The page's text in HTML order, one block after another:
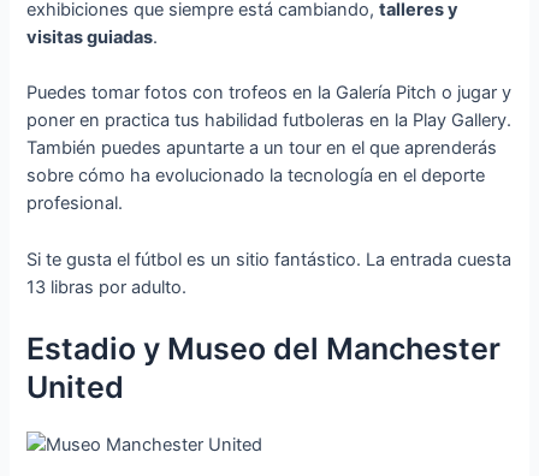
exhibiciones que siempre está cambiando,talleres y
visitas guiadas.
Puedes tomar fotos con trofeos en la Galería Pitch o jugar y
poner en practica tus habilidad futboleras en la Play Gallery.
También puedes apuntarte a un tour en el que aprenderás
sobre cómo ha evolucionado la tecnología en el deporte
profesional.
Si te gusta el fútbol es un sitio fantástico. La entrada cuesta
13 libras por adulto.
Estadio y Museo del Manchester
United